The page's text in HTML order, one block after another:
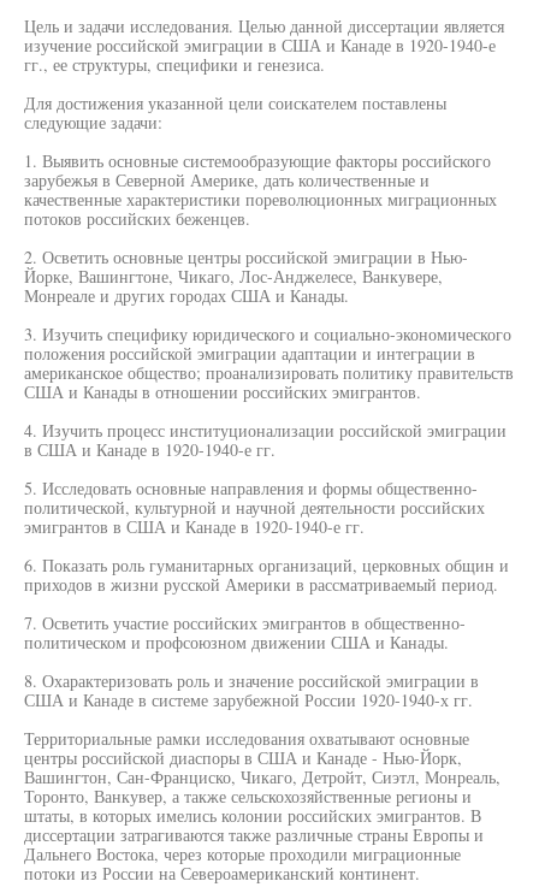
Цель и задачи исследования. Целью данной диссертации является
изучение российской эмиграции в США и Канаде в 1920-1940-е
гг., ее структуры, специфики и генезиса.
Для достижения указанной цели соискателем поставлены
следующие задачи:
1. Выявить основные системообразующие факторы российского
зарубежья в Северной Америке, дать количественные и
качественные характеристики пореволюционных миграционных
потоков российских беженцев.
2. Осветить основные центры российской эмиграции в Нью-
Йорке, Вашингтоне, Чикаго, Лос-Анджелесе, Ванкувере,
Монреале и других городах США и Канады.
3. Изучить специфику юридического и социально-экономического
положения российской эмиграции адаптации и интеграции в
американское общество; проанализировать политику правительств
США и Канады в отношении российских эмигрантов.
4. Изучить процесс институционализации российской эмиграции
в США и Канаде в 1920-1940-е гг.
5. Исследовать основные направления и формы общественно-
политической, культурной и научной деятельности российских
эмигрантов в США и Канаде в 1920-1940-е гг.
6. Показать роль гуманитарных организаций, церковных общин и
приходов в жизни русской Америки в рассматриваемый период.
7. Осветить участие российских эмигрантов в общественно-
политическом и профсоюзном движении США и Канады.
8. Охарактеризовать роль и значение российской эмиграции в
США и Канаде в системе зарубежной России 1920-1940-х гг.
Территориальные рамки исследования охватывают основные
центры российской диаспоры в США и Канаде - Нью-Йорк,
Вашингтон, Сан-Франциско, Чикаго, Детройт, Сиэтл, Монреаль,
Торонто, Ванкувер, а также сельскохозяйственные регионы и
штаты, в которых имелись колонии российских эмигрантов. В
диссертации затрагиваются также различные страны Европы и
Дальнего Востока, через которые проходили миграционные
потоки из России на Североамериканский континент.